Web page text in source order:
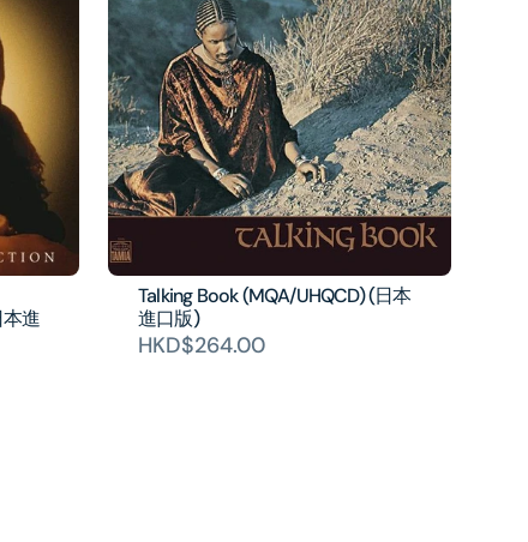
進
Talking Book (MQA/UHQCD) (日本
進口版)
HKD$264.00